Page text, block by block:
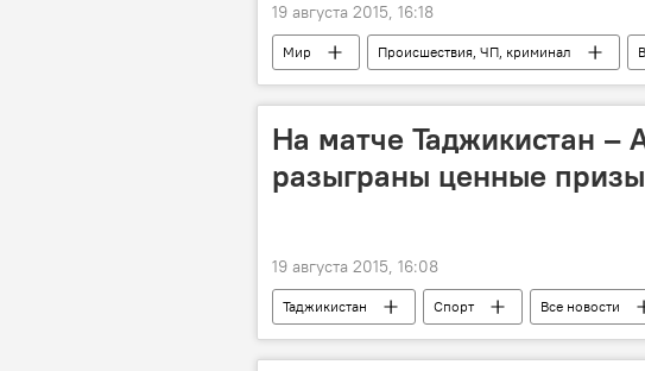
19 августа 2015, 16:18
Мир Происшествия, ЧП, криминал
теракт
взрыв аэропорт
На матче Таджикистан –
разыграны ценные призы
19 августа 2015, 16:08
Таджикистан Спорт Все новости
розыгрыш
призы ЧМ-2018